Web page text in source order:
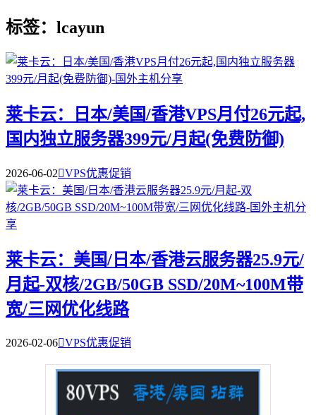
标签：lcayun
莱卡云：日本/美国/香港VPS月付26元起,
国内独立服务器399元/月起(免费防御)
2026-06-02VPS优惠促销
莱卡云：美国/日本/香港云服务器25.9元/
月起-双核/2GB/50GB SSD/20M~100M带
宽/三网优化线路
2026-02-06VPS优惠促销